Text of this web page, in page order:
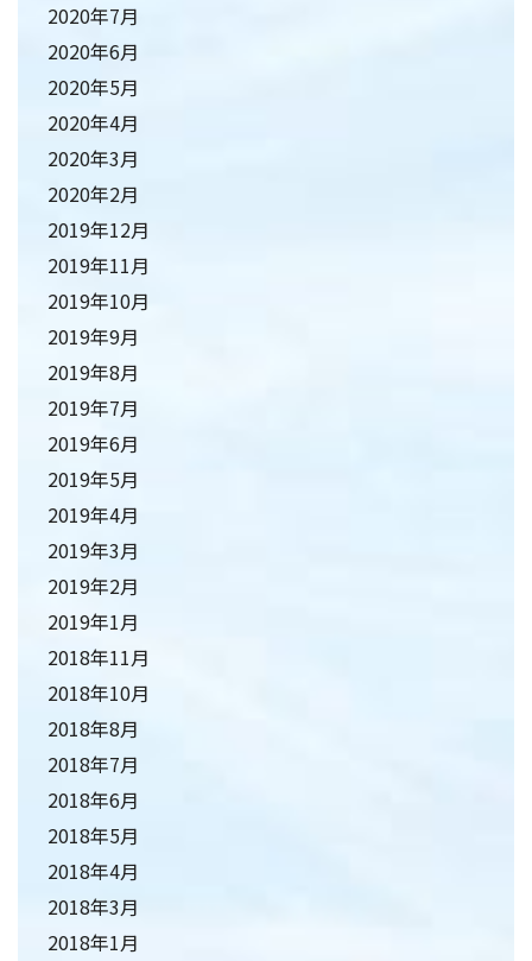
2020年7月
2020年6月
2020年5月
2020年4月
2020年3月
2020年2月
2019年12月
2019年11月
2019年10月
2019年9月
2019年8月
2019年7月
2019年6月
2019年5月
2019年4月
2019年3月
2019年2月
2019年1月
2018年11月
2018年10月
2018年8月
2018年7月
2018年6月
2018年5月
2018年4月
2018年3月
2018年1月